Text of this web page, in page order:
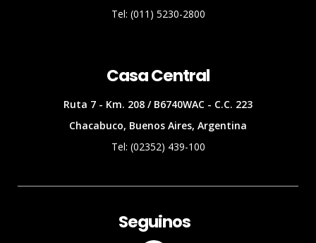
Tel: (011) 5230-2800
Casa Central
Ruta 7 - Km. 208 / B6740WAC - C.C. 223
Chacabuco, Buenos Aires, Argentina
Tel: (02352) 439-100
Seguinos